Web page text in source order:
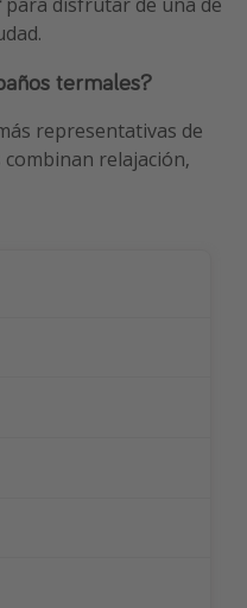
termales?
representativas de
relajación,